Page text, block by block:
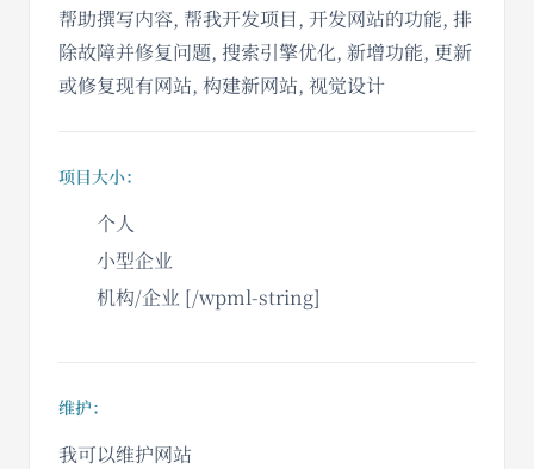
帮助撰写内容, 帮我开发项目, 开发网站的功能, 排
除故障并修复问题, 搜索引擎优化, 新增功能, 更新
或修复现有网站, 构建新网站, 视觉设计
项目大小：
个人
小型企业
机构/企业 [/wpml-string]
维护：
我可以维护网站